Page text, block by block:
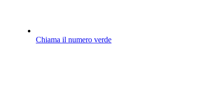
Chiama il numero verde